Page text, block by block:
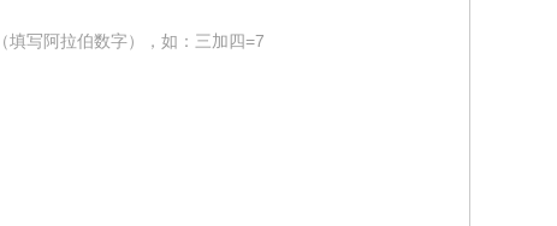
填写阿拉伯数字），如：三加四=7